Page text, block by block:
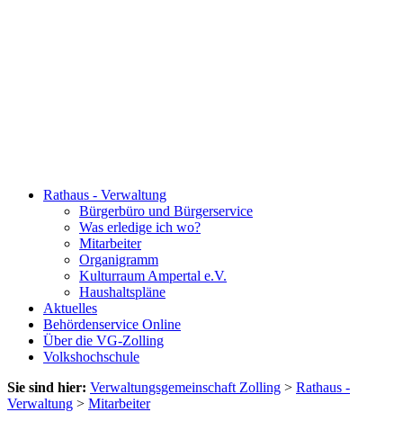
Rathaus - Verwaltung
Bürgerbüro und Bürgerservice
Was erledige ich wo?
Mitarbeiter
Organigramm
Kulturraum Ampertal e.V.
Haushaltspläne
Aktuelles
Behördenservice Online
Über die VG-Zolling
Volkshochschule
Sie sind hier: Verwaltungsgemeinschaft Zolling > Rathaus -
Verwaltung > Mitarbeiter